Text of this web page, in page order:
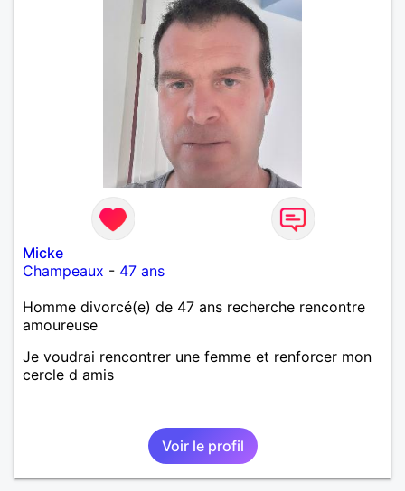
Micke
Champeaux - 47 ans
Homme divorcé(e) de 47 ans recherche rencontre
amoureuse
Je voudrai rencontrer une femme et renforcer mon
cercle d amis
Voir le profil